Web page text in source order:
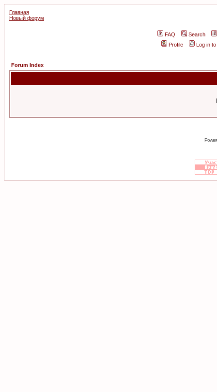
Главная
Новый форум
FAQ
Search
Profile
Log in
Forum Index